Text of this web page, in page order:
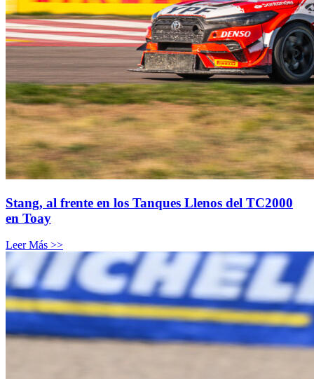
Stang, al frente en los Tanques Llenos del TC2000
en Toay
Leer Más >>